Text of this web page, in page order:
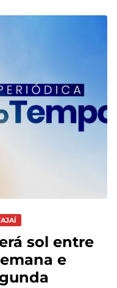
sol entre
e